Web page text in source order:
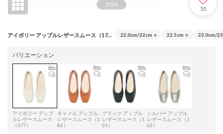
1/26
55
アイボリー アップルレザースムース（177） 22.0cm/22cm ○ 22.5cm ○ 23.0cm/
バリエーション
アイボリー アップ
ルレザースムース
（177）
キャメル アップル
レザースムース（1
86）
ブラック アップル
レザースムース（1
01）
シルバー アップル
レザースムース（1
62）